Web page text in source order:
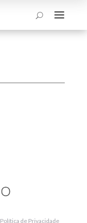
U a
Política de Privacidade